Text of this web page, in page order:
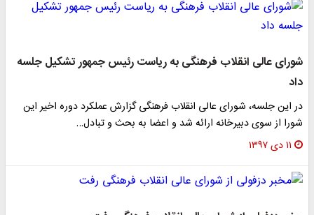
شورای عالی انقلاب فرهنگی به ریاست رئیس جمهور تشکیل جلسه
داد
در این جلسه، شورای عالی انقلاب فرهنگی گزارش عملکرد دوره اخیر این
شورا از سوی دبیرخانه ارائه شد و اعضا به بحث و تبادل…
۱۱ دی ۱۳۹۷